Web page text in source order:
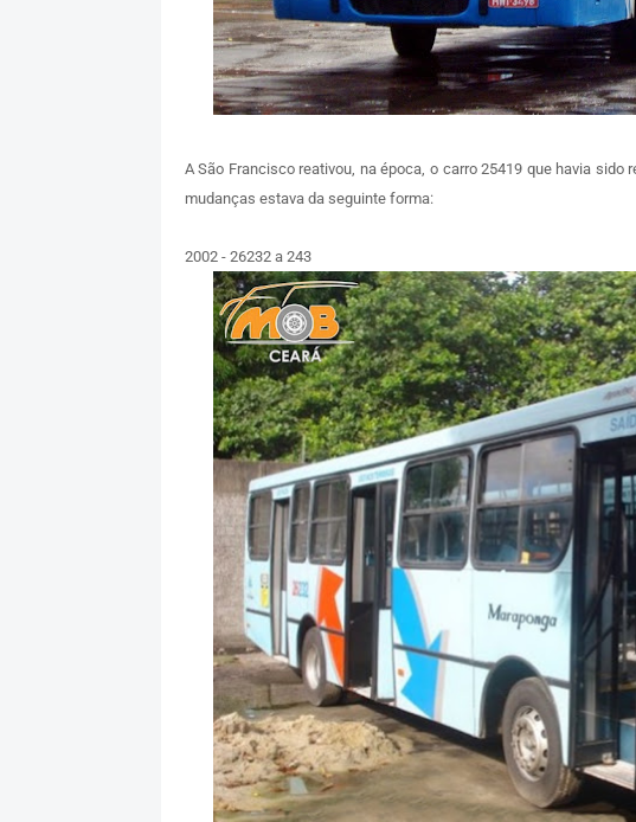
A São Francisco reativou, na época, o carro 25419 que havia
mudanças estava da seguinte forma:
2002 - 26232 a 243